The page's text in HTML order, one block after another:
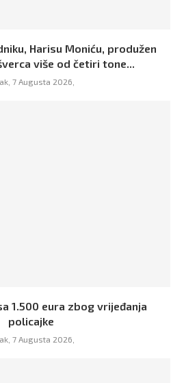
Harisu Moniću, produžen
više od četiri tone...
7 Augusta 2026,
1.500 eura zbog vrijeđanja
policajke
7 Augusta 2026,